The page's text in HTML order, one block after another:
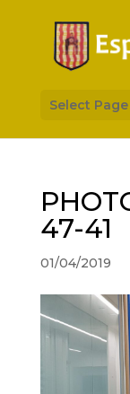
Select Page
47-41
01/04/2019